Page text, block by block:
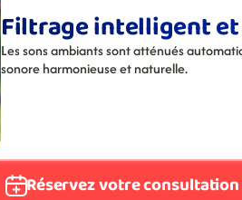
Filtrage intelligent
Les sons ambiants sont atténués
sonore harmonieuse et naturelle.
Réservez votre